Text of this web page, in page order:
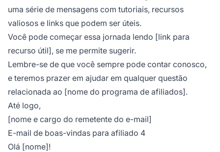
uma série de mensagens com tutoriais, recursos
valiosos e links que podem ser úteis.
Você pode começar essa jornada lendo [link para
recurso útil], se me permite sugerir.
Lembre-se de que você sempre pode contar conosco,
e teremos prazer em ajudar em qualquer questão
relacionada ao [nome do programa de afiliados].
Até logo,
[nome e cargo do remetente do e-mail]
E-mail de boas-vindas para afiliado 4
Olá [nome]!